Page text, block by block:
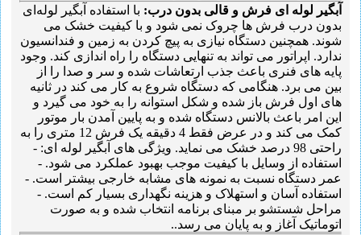
آبگیر لوله ای فرش و قالی بدون درب: با استفاده آبگیر لوله‌ای
بدون درب فرش ها چروک نمی شود و با کیفیت خشک می
شوند. همچنین دستگاه نیازی به پیچ کردن به زمین و فندانسیون
ندارد. اپراتور می تواند به تنهایی دستگاه را راه اندازی کند. وجود
پایه های فنری باعث جذب ارتعاشات شده و سر و صدا را از
بین می برد. هنگامی که دستگاه شروع به کار می کند در ثانیه
های اول فرش باز شده و شکل استوانه را به خود می گیرد و
این امر باعث بالانس دستگاه شده و به پایین آمدن بار موتور
کمک می کند و در عرض فقط 4 دقیقه یک فرش 12 متری را به
راحتی 98 درصد خشک می نماید. ویژگی های آبگیر لوله ای: -
استفاده از وسایل با کیفیت موجب بهبود عملکرد می شود. -
عمر دستگاه نسبت به نمونه های مشابه خارجی بیشتر است. -
استفاده آسان و استهلاک و هزینه نگهداری بسیار کم است. -
مراحل شستشو بر مبنای برنامه انتخاب شده و به صورت
اتوماتیک آغاز و به پایان می رسد..